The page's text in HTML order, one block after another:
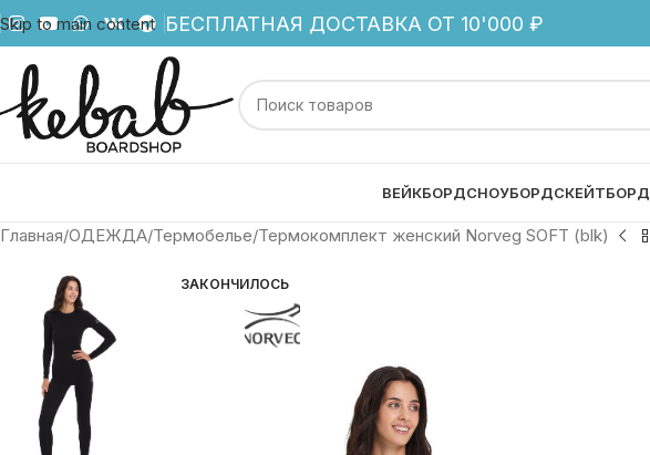
Skip to main content БЕСПЛАТНАЯ ДОСТАВКА ОТ 10'000 ₽
ВЕЙКБОРДСНОУБОРДСКЕЙТБОРД
Главная ОДЕЖДА Термобелье Термокомплект женский Norveg SOFT (blk)
ЗАКОНЧИЛОСЬ